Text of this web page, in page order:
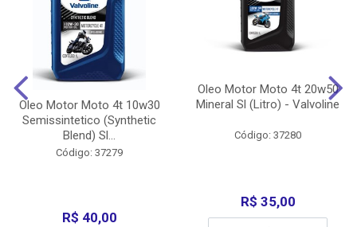
Oleo Motor Moto 4t 10w30
Semissintetico (Synthetic
Blend) Sl...
Código: 37279
R$ 40,00
Oleo Motor Moto 4t 20w50
Mineral Sl (Litro) - Valvoline
Código: 37280
R$ 35,00